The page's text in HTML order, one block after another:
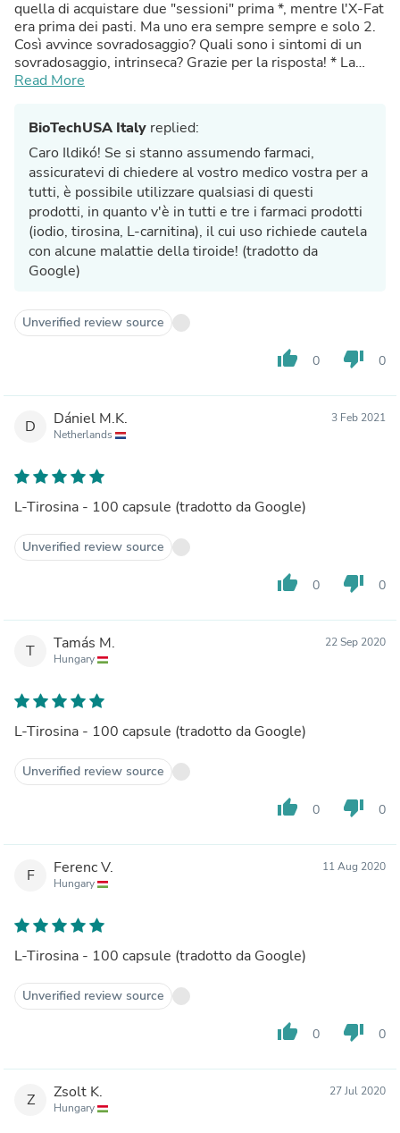
quella di acquistare due "sessioni" prima *, mentre l'X-Fat
era prima dei pasti. Ma uno era sempre sempre e solo 2.
Così avvince sovradosaggio? Quali sono i sintomi di un
sovradosaggio, intrinseca? Grazie per la risposta! * La
"formazione" così ho messo le virgolette perché quello
Read More
BioTechUSA Italy replied:
Caro Ildikó! Se si stanno assumendo farmaci,
assicuratevi di chiedere al vostro medico vostra per a
tutti, è possibile utilizzare qualsiasi di questi
prodotti, in quanto v'è in tutti e tre i farmaci prodotti
(iodio, tirosina, L-carnitina), il cui uso richiede cautela
con alcune malattie della tiroide! (tradotto da
Google)
Unverified review source
thumb_up 0 thumb_down 0
D Dániel M.K.
Netherlands
3 Feb 2021
L-Tirosina - 100 capsule (tradotto da Google)
Unverified review source
thumb_up 0 thumb_down 0
T Tamás M.
Hungary
22 Sep 2020
L-Tirosina - 100 capsule (tradotto da Google)
Unverified review source
thumb_up 0 thumb_down 0
F Ferenc V.
Hungary
11 Aug 2020
L-Tirosina - 100 capsule (tradotto da Google)
Unverified review source
thumb_up 0 thumb_down 0
Z Zsolt K.
Hungary
27 Jul 2020